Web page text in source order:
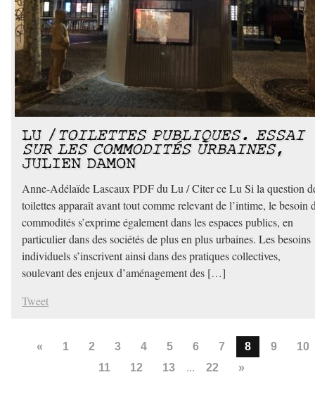
LU /TOILETTES PUBLIQUES. ESSAI
SUR LES COMMODITÉS URBAINES,
JULIEN DAMON
Anne-Adélaïde Lascaux PDF du Lu / Citer ce Lu Si la question
toilettes apparaît avant tout comme relevant de l’intime, le besoin
commodités s’exprime également dans les espaces publics, en
particulier dans des sociétés de plus en plus urbaines. Les besoins
individuels s’inscrivent ainsi dans des pratiques collectives,
soulevant des enjeux d’aménagement des […]
Tweet
« 1 2 3 4 5 6 7 8 9
10
11
12 13 ... 22 »